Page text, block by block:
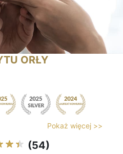
ORŁY
Pokaż więcej >>
(54)